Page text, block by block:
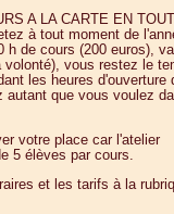
A LA CARTE EN
à tout moment de
h de cours (200 euros),
volonté), vous restez le
les heures d'ouverture
autant que vous voulez
votre place car l'atelier
5 élèves par cours.
et les tarifs à la